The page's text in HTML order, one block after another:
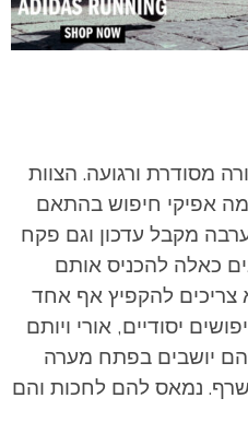
מסודרת ורגועה. הצוות
אפיקי חיפוש בהתאם
מקבל עדכון וגם פקח
כאלה להכניס אותם
צריכים להקפיץ אף אחד
יסודיים, אורי ויותם
יושבים בפתח מערה
נמאס להם לחכות והם